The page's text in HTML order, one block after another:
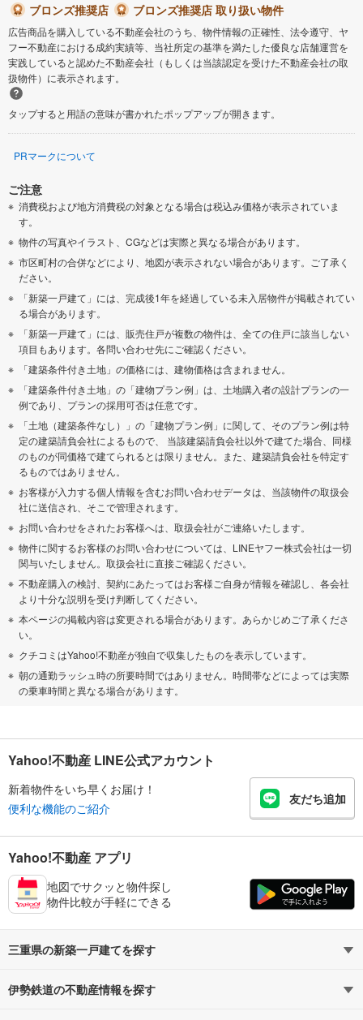
ブロンズ推奨店
ブロンズ推奨店 取り扱い物件
広告商品を購入している不動産会社のうち、物件情報の正確性、法令遵守、ヤ
フー不動産における成約実績等、当社所定の基準を満たした優良な店舗運営を
実践していると認めた不動産会社（もしくは当該認定を受けた不動産会社の取
扱物件）に表示されます。
タップすると用語の意味が書かれたポップアップが開きます。
PRマークについて
ご注意
消費税および地方消費税の対象となる場合は税込み価格が表示されていま
す。
物件の写真やイラスト、CGなどは実際と異なる場合があります。
市区町村の合併などにより、地図が表示されない場合があります。ご了承く
ださい。
「新築一戸建て」には、完成後1年を経過している未入居物件が掲載されてい
る場合があります。
「新築一戸建て」には、販売住戸が複数の物件は、全ての住戸に該当しない
項目もあります。各問い合わせ先にご確認ください。
「建築条件付き土地」の価格には、建物価格は含まれません。
「建築条件付き土地」の「建物プラン例」は、土地購入者の設計プランの一
例であり、プランの採用可否は任意です。
「土地（建築条件なし）」の「建物プラン例」に関して、そのプラン例は特
定の建築請負会社によるもので、 当該建築請負会社以外で建てた場合、同様
のものが同価格で建てられるとは限りません。また、建築請負会社を特定す
るものではありません。
お客様が入力する個人情報を含むお問い合わせデータは、当該物件の取扱会
社に送信され、そこで管理されます。
お問い合わせをされたお客様へは、取扱会社がご連絡いたします。
物件に関するお客様のお問い合わせについては、LINEヤフー株式会社は一切
関与いたしません。取扱会社に直接ご確認ください。
不動産購入の検討、契約にあたってはお客様ご自身が情報を確認し、各会社
より十分な説明を受け判断してください。
本ページの掲載内容は変更される場合があります。あらかじめご了承くださ
い。
クチコミはYahoo!不動産が独自で収集したものを表示しています。
朝の通勤ラッシュ時の所要時間ではありません。時間帯などによっては実際
の乗車時間と異なる場合があります。
Yahoo!不動産 LINE公式アカウント
新着物件をいち早くお届け！
便利な機能のご紹介
友だち追加
Yahoo!不動産 アプリ
地図でサクッと物件探し
物件比較が手軽にできる
三重県の新築一戸建てを探す
路線・駅から探す
伊勢鉄道の不動産情報を探す